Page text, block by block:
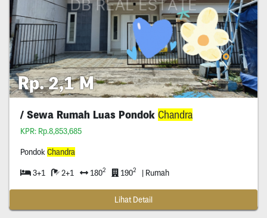
Rp. 2,1 M
/ Sewa Rumah Luas Pondok Chandra
KPR: Rp.8,853,685
Pondok Chandra
3+1 2+1 1802 1902 | Rumah
Lihat Detail